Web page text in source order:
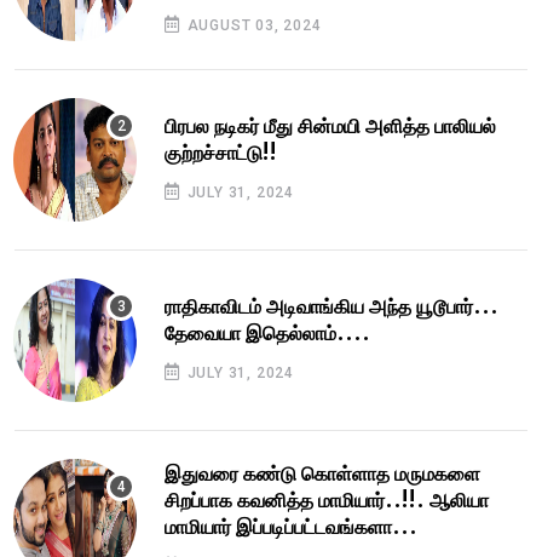
AUGUST 03, 2024
பிரபல நடிகர் மீது சின்மயி அளித்த பாலியல்
குற்றச்சாட்டு!!
JULY 31, 2024
ராதிகாவிடம் அடிவாங்கிய அந்த யூடூபார்...
தேவையா இதெல்லாம்....
JULY 31, 2024
இதுவரை கண்டு கொள்ளாத மருமகளை
சிறப்பாக கவனித்த மாமியார்..!!. ஆலியா
மாமியார் இப்படிப்பட்டவங்களா...